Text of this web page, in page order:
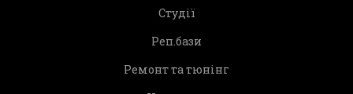
Студії
Реп.бази
Ремонт та тюнінг